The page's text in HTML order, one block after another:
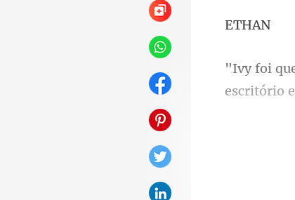
T
escritório e